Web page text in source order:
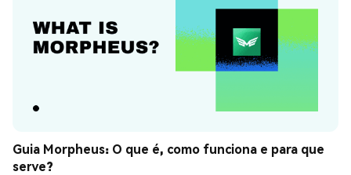
Guia Morpheus: O que é, como funciona e para que
serve?